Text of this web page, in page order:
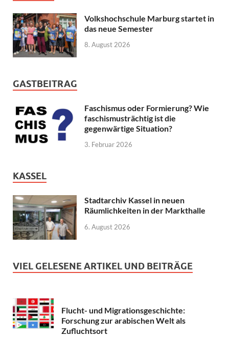
Volkshochschule Marburg startet in
das neue Semester
8. August 2026
GASTBEITRAG
Faschismus oder Formierung? Wie
faschismusträchtig ist die
gegenwärtige Situation?
3. Februar 2026
KASSEL
Stadtarchiv Kassel in neuen
Räumlichkeiten in der Markthalle
6. August 2026
VIEL GELESENE ARTIKEL UND BEITRÄGE
Flucht- und Migrationsgeschichte:
Forschung zur arabischen Welt als
Zufluchtsort